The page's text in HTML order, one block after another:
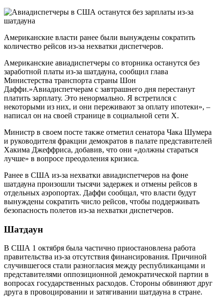
Американские власти ранее были вынуждены сократить
количество рейсов из-за нехватки диспетчеров.
Американские авиадиспетчеры со вторника останутся без
заработной платы из-за шатдауна, сообщил глава
Министерства транспорта страны Шон
Даффи.»Авиадиспетчерам с завтрашнего дня перестанут
платить зарплату. Это ненормально. Я встретился с
некоторыми из них, и они переживают за оплату ипотеки», –
написал он на своей странице в социальной сети X.
Министр в своем посте также отметил сенатора Чака Шумера
и руководителя фракции демократов в палате представителей
Хакима Джеффриса, добавив, что они «должны стараться
лучше» в вопросе преодоления кризиса.
Ранее в США из-за нехватки авиадиспетчеров на фоне
шатдауна произошли тысячи задержек и отмены рейсов в
отдельных аэропортах. Даффи сообщал, что власти будут
вынуждены сократить число рейсов, чтобы поддерживать
безопасность полетов из-за нехватки диспетчеров.
Шатдаун
В США 1 октября была частично приостановлена работа
правительства из-за отсутствия финансирования. Причиной
случившегося стали разногласия между республиканцами и
представителями оппозиционной демократической партии в
вопросах государственных расходов. Стороны обвиняют друг
друга в провоцировании и затягивании шатдауна в стране.